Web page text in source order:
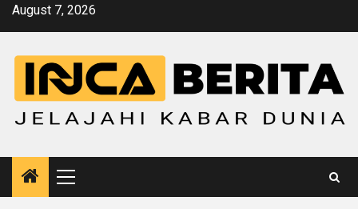
SkipAugust 7, 2026
Primary
Menu